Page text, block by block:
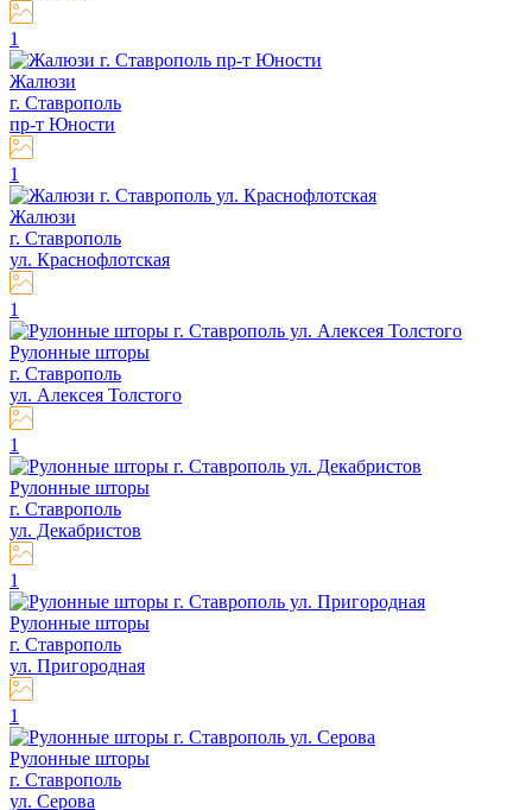
1
Жалюзи
г. Ставрополь
пр-т Юности
1
Жалюзи
г. Ставрополь
ул. Краснофлотская
1
Рулонные шторы
г. Ставрополь
ул. Алексея Толстого
1
Рулонные шторы
г. Ставрополь
ул. Декабристов
1
Рулонные шторы
г. Ставрополь
ул. Пригородная
1
Рулонные шторы
г. Ставрополь
ул. Серова